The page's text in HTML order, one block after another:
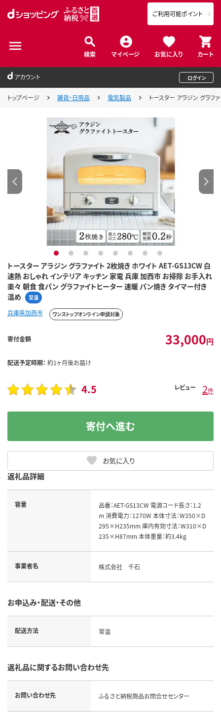
検索 マイページ お気に入り カート
ご利用可能ポイント
アカウント ログイン
トップページ 雑貨・日用品 電気製品 トースター アラジン グラ
トースター アラジン グラファイト 2枚焼き ホワイト AET-GS13CW 白
速熱 おしゃれ インテリア キッチン 家電 兵庫 加西市 お掃除 お手入れ
楽々 朝食 食パン グラファイトヒーター 速暖 パン焼き タイマー付き
温め
常温
1 2 3 4 5 6 7 8
兵庫県加西市 ワンストップオンライン申請対象
寄付金額 33,000円
配送予定時期： 約1ヶ月後お届け
4.5 レビュー 2件
お気に入り
寄付へ進む
返礼品詳細
容量
品番：AET-GS13CW 電源コード長さ：1.2
m 消費電力：1270W 本体寸法：W350×D
295×H235mm 庫内有効寸法：W310×D
235×H87mm 本体重量：約3.4kg
事業者名 株式会社 千石
お申込み・配送・その他
配送方法 常温
返礼品に関するお問い合わせ先
お問い合わせ先 ふるさと納税商品お問合せセンター